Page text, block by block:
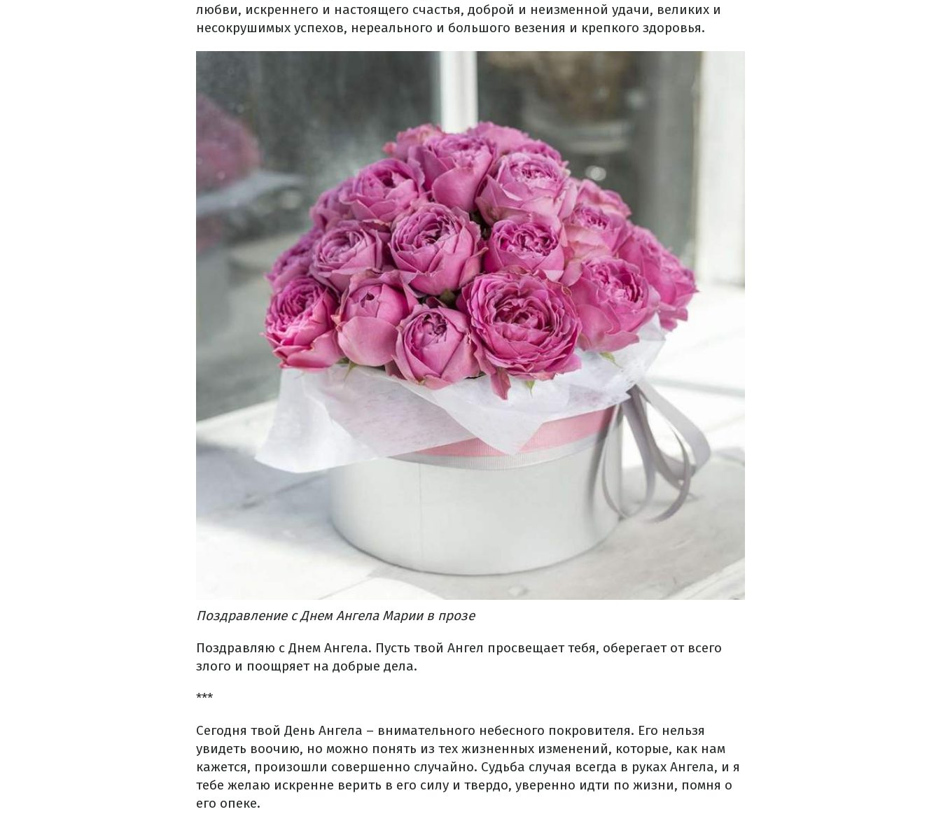
любви, искреннего и настоящего счастья, доброй и неизменной удачи, великих и
несокрушимых успехов, нереального и большого везения и крепкого здоровья.
Поздравление с Днем Ангела Марии в прозе
Поздравляю с Днем Ангела. Пусть твой Ангел просвещает тебя, оберегает от всего
злого и поощряет на добрые дела.
***
Сегодня твой День Ангела – внимательного небесного покровителя. Его нельзя
увидеть воочию, но можно понять из тех жизненных изменений, которые, как нам
кажется, произошли совершенно случайно. Судьба случая всегда в руках Ангела, и я
тебе желаю искренне верить в его силу и твердо, уверенно идти по жизни, помня о
его опеке.